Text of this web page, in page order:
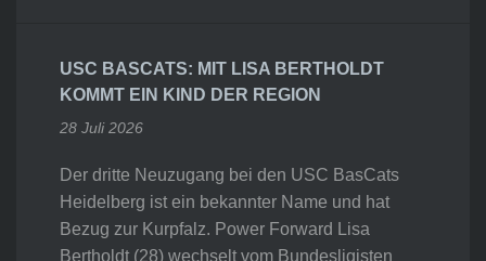
USC BASCATS: MIT LISA BERTHOLDT
KOMMT EIN KIND DER REGION
28 Juli 2026
Der dritte Neuzugang bei den USC BasCats
Heidelberg ist ein bekannter Name und hat
Bezug zur Kurpfalz. Power Forward Lisa
Bertholdt (28) wechselt vom Bundesligisten